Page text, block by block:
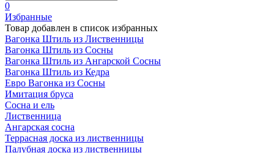
0
Избранные
Товар добавлен в список избранных
Вагонка Штиль из Лиственницы
Вагонка Штиль из Сосны
Вагонка Штиль из Ангарской Сосны
Вагонка Штиль из Кедра
Евро Вагонка из Сосны
Имитация бруса
Сосна и ель
Лиственница
Ангарская сосна
Террасная доска из лиственницы
Палубная доска из лиственницы